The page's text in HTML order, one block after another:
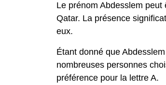
Le prénom Abdesslem
Qatar. La présence
eux.
Étant donné que
nombreuses personnes
préférence pour la lettre A.